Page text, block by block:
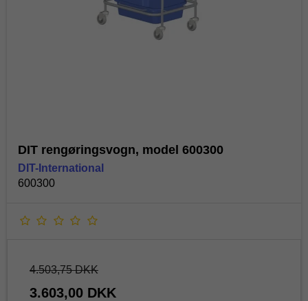
DIT rengøringsvogn, model 600300
DIT-International
600300
4.503,75 DKK
3.603,00 DKK